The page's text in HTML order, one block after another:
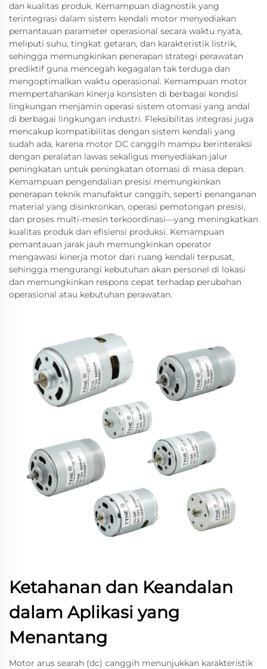
dan kualitas produk. Kemampuan diagnostik yang
terintegrasi dalam sistem kendali motor menyediakan
pemantauan parameter operasional secara waktu nyata,
meliputi suhu, tingkat getaran, dan karakteristik listrik,
sehingga memungkinkan penerapan strategi perawatan
prediktif guna mencegah kegagalan tak terduga dan
mengoptimalkan waktu operasional. Kemampuan motor
mempertahankan kinerja konsisten di berbagai kondisi
lingkungan menjamin operasi sistem otomasi yang andal
di berbagai lingkungan industri. Fleksibilitas integrasi juga
mencakup kompatibilitas dengan sistem kendali yang
sudah ada, karena motor DC canggih mampu berinteraksi
dengan peralatan lawas sekaligus menyediakan jalur
peningkatan untuk peningkatan otomasi di masa depan.
Kemampuan pengendalian presisi memungkinkan
penerapan teknik manufaktur canggih, seperti penanganan
material yang disinkronkan, operasi pemotongan presisi,
dan proses multi-mesin terkoordinasi—yang meningkatkan
kualitas produk dan efisiensi produksi. Kemampuan
pemantauan jarak jauh memungkinkan operator
mengawasi kinerja motor dari ruang kendali terpusat,
sehingga mengurangi kebutuhan akan personel di lokasi
dan memungkinkan respons cepat terhadap perubahan
operasional atau kebutuhan perawatan.
Ketahanan dan Keandalan
dalam Aplikasi yang
Menantang
Motor arus searah (dc) canggih menunjukkan karakteristik